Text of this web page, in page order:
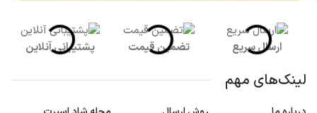
ارسال سریع تضمین قیمت پشتیبانی آنلاین
لینک‌های مهم